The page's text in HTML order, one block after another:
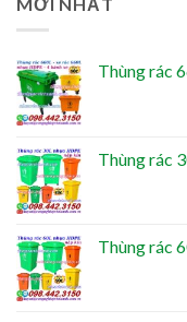
Thùng rác
Thùng rác
Thùng rác